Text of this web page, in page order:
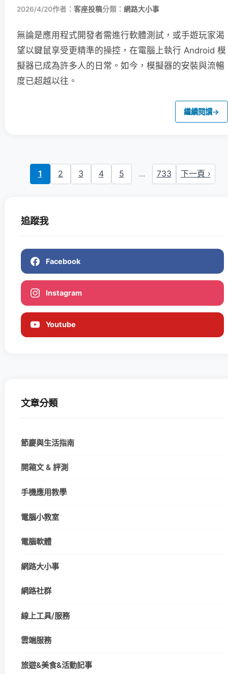
2026/4/20作者： 客座投稿分類： 網路大小事
無論是應用程式開發者需進行軟體測試，或手遊玩家渴
望以鍵鼠享受更精準的操控，在電腦上執行 Android 模
擬器已成為許多人的日常。如今，模擬器的安裝與流暢
度已超越以往。
繼續閱讀→
1 2 3 4 5 ... 733 下一頁 ›
追蹤我
Facebook
Instagram
Youtube
文章分類
節慶與生活指南
開箱文 & 評測
手機應用教學
電腦小教室
電腦軟體
網路大小事
網路社群
線上工具/服務
雲端服務
旅遊&美食&活動記事